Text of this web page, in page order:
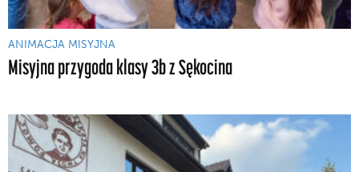
ANIMACJA MISYJNA
Misyjna przygoda klasy 3b z Sękocina